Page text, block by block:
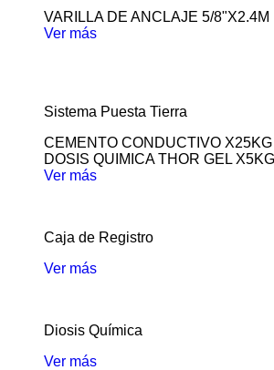
VARILLA DE ANCLAJE 5/8"X2.4M
Ver más
Sistema Puesta Tierra
CEMENTO CONDUCTIVO
DOSIS QUIMICA THOR GEL X5KG
Ver más
Caja de Registro
Ver más
Diosis Química
Ver más